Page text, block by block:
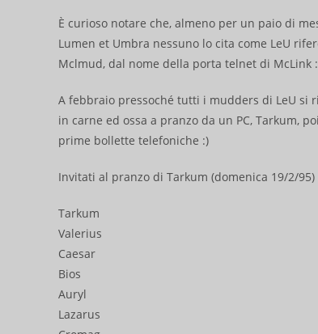
È curioso notare che, almeno per un paio di
Lumen et Umbra nessuno lo cita come LeU
Mclmud, dal nome della porta telnet di McLink
A febbraio pressoché tutti i mudders di LeU si
in carne ed ossa a pranzo da un PC, Tarkum,
prime bollette telefoniche :)
Invitati al pranzo di Tarkum (domenica 19/2/95)
Tarkum
Valerius
Caesar
Bios
Auryl
Lazarus